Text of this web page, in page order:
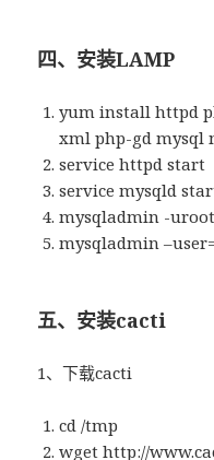
四、安装LAMP
yum install httpd
xml php-gd mysql
service httpd start
service mysqld
mysqladmin -
mysqladmin
五、安装cacti
1、下载cacti
cd /tmp
wget http://